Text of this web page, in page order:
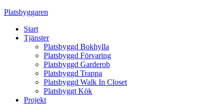
Skip
content
Platsbyggaren
Start
Tjänster
Platsbyggd Bokhylla
Platsbyggd Förvaring
Platsbyggd Garderob
Platsbyggd Trappa
Platsbyggd Walk In Closet
Platsbyggt Kök
Projekt